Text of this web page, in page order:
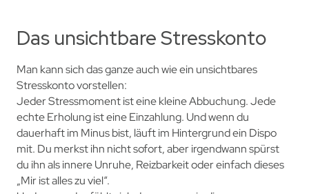
Das unsichtbare Stresskonto
Man kann sich das ganze auch wie ein unsichtbares
Stresskonto vorstellen:
Jeder Stressmoment ist eine kleine Abbuchung. Jede
echte Erholung ist eine Einzahlung. Und wenn du
dauerhaft im Minus bist, läuft im Hintergrund ein Dispo
mit. Du merkst ihn nicht sofort, aber irgendwann spürst
du ihn als innere Unruhe, Reizbarkeit oder einfach dieses
„Mir ist alles zu viel“.